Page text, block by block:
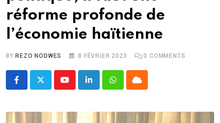
réforme profonde de
l’économie haïtienne
BY REZO NODWES 8 FÉVRIER 2023 0 COMMENTS
YoutubeLinkedInWhatsappCloud